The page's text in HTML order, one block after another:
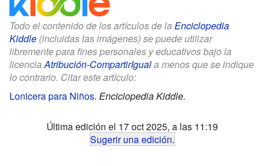
Todo el contenido de los artículos de la Enciclopedia
Kiddle (incluidas las imágenes) se puede utilizar
libremente para fines personales y educativos bajo la
licenciaAtribución-CompartirIguala menos que se indique
lo contrario. Citar este artículo:
Lonicera para Niños. Enciclopedia Kiddle.
Última edición el 17 oct 2025, a las 11:19
Sugerir una edición.